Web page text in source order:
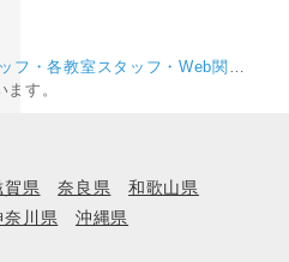
・各教室スタッフ・Web関連］
す。
賀県 奈良県
和歌山県
奈川県 沖縄県